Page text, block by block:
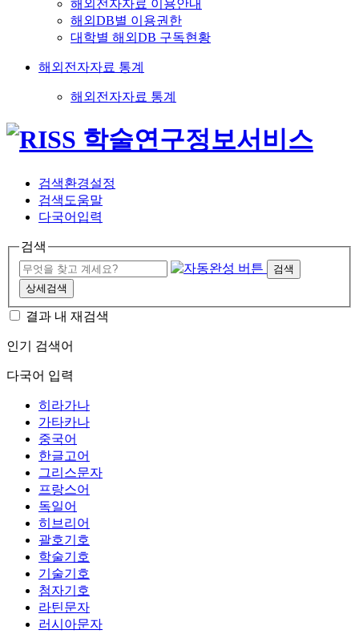
해외전자자료 이용안내
해외DB별 이용권한
대학별 해외DB 구독현황
해외전자자료 통계
해외전자자료 통계
검색환경설정
검색도움말
다국어입력
검색
검색
상세검색
결과 내 재검색
인기 검색어
다국어 입력
히라가나
가타카나
중국어
한글고어
그리스문자
프랑스어
독일어
히브리어
괄호기호
학술기호
기술기호
첨자기호
라틴문자
러시아문자